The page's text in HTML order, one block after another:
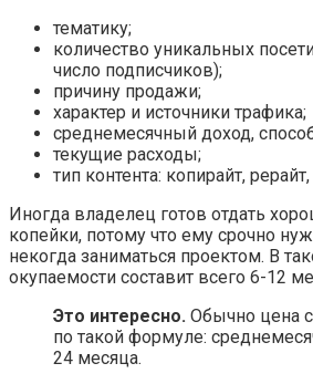
тематику;
количество уникальных
число подписчиков);
причину продажи;
характер и источники трафика;
среднемесячный доход,
текущие расходы;
тип контента: копирайт,
Иногда владелец готов отдать
копейки, потому что ему срочно
некогда заниматься проектом. В
окупаемости составит всего 6-12
Это интересно. Обычно цена
по такой формуле:
24 месяца.